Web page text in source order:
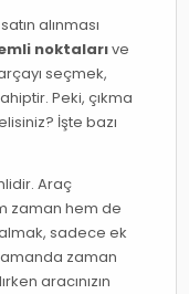
alınması
noktalarıve
seçmek,
Peki, çıkma
İşte bazı
Araç
zaman hem de
sadece ek
zaman
aracınızın